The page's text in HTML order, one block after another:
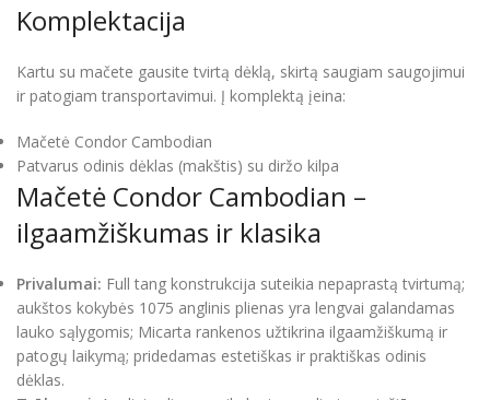
Komplektacija
Kartu su mačete gausite tvirtą dėklą, skirtą saugiam saugojimui
ir patogiam transportavimui. Į komplektą įeina:
Mačetė Condor Cambodian
Patvarus odinis dėklas (makštis) su diržo kilpa
Mačetė Condor Cambodian –
ilgaamžiškumas ir klasika
Privalumai: Full tang konstrukcija suteikia nepaprastą tvirtumą;
aukštos kokybės 1075 anglinis plienas yra lengvai galandamas
lauko sąlygomis; Micarta rankenos užtikrina ilgaamžiškumą ir
patogų laikymą; pridedamas estetiškas ir praktiškas odinis
dėklas.